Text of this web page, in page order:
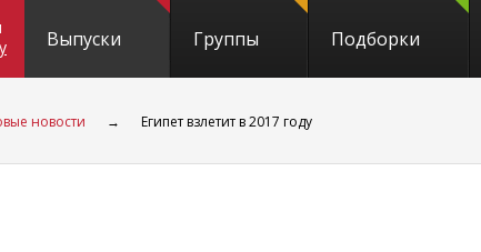
Выпуски Группы Подборки
новости → Египет взлетит в 2017 году